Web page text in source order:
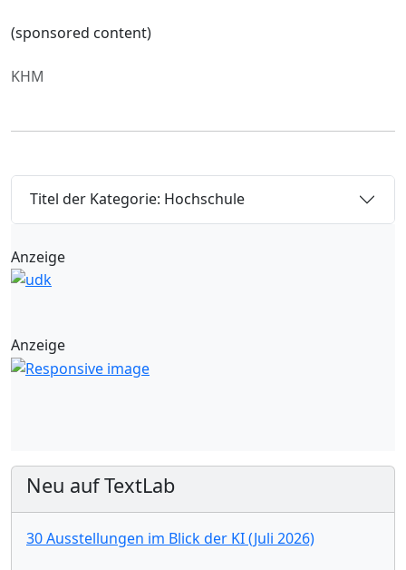
(sponsored content)
KHM
Titel der Kategorie: Hochschule
Anzeige
Anzeige
Neu auf TextLab
30 Ausstellungen im Blick der KI (Juli 2026)